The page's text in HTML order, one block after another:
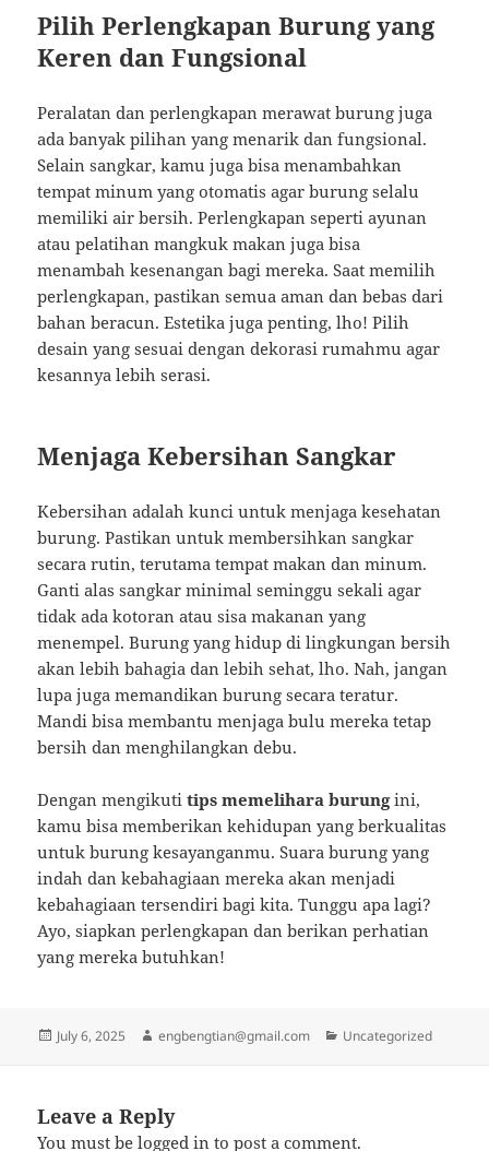
Pilih Perlengkapan Burung yang
Keren dan Fungsional
Peralatan dan perlengkapan merawat burung juga
ada banyak pilihan yang menarik dan fungsional.
Selain sangkar, kamu juga bisa menambahkan
tempat minum yang otomatis agar burung selalu
memiliki air bersih. Perlengkapan seperti ayunan
atau pelatihan mangkuk makan juga bisa
menambah kesenangan bagi mereka. Saat memilih
perlengkapan, pastikan semua aman dan bebas dari
bahan beracun. Estetika juga penting, lho! Pilih
desain yang sesuai dengan dekorasi rumahmu agar
kesannya lebih serasi.
Menjaga Kebersihan Sangkar
Kebersihan adalah kunci untuk menjaga kesehatan
burung. Pastikan untuk membersihkan sangkar
secara rutin, terutama tempat makan dan minum.
Ganti alas sangkar minimal seminggu sekali agar
tidak ada kotoran atau sisa makanan yang
menempel. Burung yang hidup di lingkungan bersih
akan lebih bahagia dan lebih sehat, lho. Nah, jangan
lupa juga memandikan burung secara teratur.
Mandi bisa membantu menjaga bulu mereka tetap
bersih dan menghilangkan debu.
Dengan mengikutitips memelihara burungini,
kamu bisa memberikan kehidupan yang berkualitas
untuk burung kesayanganmu. Suara burung yang
indah dan kebahagiaan mereka akan menjadi
kebahagiaan tersendiri bagi kita. Tunggu apa lagi?
Ayo, siapkan perlengkapan dan berikan perhatian
yang mereka butuhkan!
Posted
July 6, 2025 Author
engbengtian@gmail.com Categories
Uncategorized
Leave a Reply
You must belogged in to post a comment.